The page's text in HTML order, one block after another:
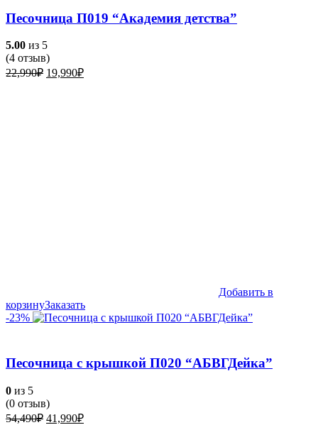
Песочница П019 “Академия детства”
5.00 из 5
(4 отзыв)
22,990₽ Первоначальная
19,990₽Текущая
Добавить в
корзинуЗаказать
-23%
Песочница с крышкой П020 “АБВГДейка”
0 из 5
(0 отзыв)
54,490₽ Первоначальная
41,990₽Текущая